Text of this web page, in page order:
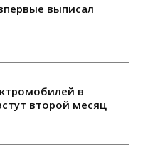
выписал
в
второй месяц